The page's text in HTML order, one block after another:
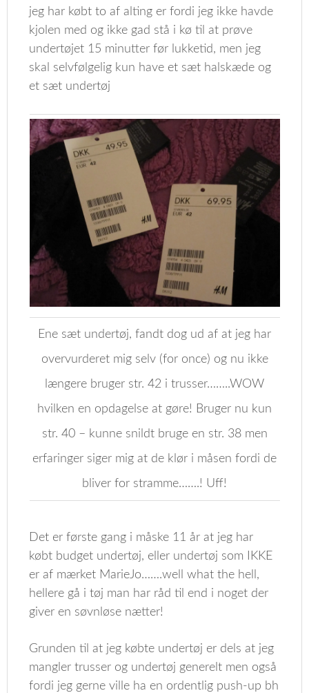
jeg har købt to af alting er fordi jeg ikke havde
kjolen med og ikke gad stå i kø til at prøve
undertøjet 15 minutter før lukketid, men jeg
skal selvfølgelig kun have et sæt halskæde og
et sæt undertøj
Ene sæt undertøj, fandt dog ud af at jeg har
overvurderet mig selv (for once) og nu ikke
længere bruger str. 42 i trusser……..WOW
hvilken en opdagelse at gøre! Bruger nu kun
str. 40 – kunne snildt bruge en str. 38 men
erfaringer siger mig at de klør i måsen fordi de
bliver for stramme…….! Uff!
Det er første gang i måske 11 år at jeg har
købt budget undertøj, eller undertøj som IKKE
er af mærket MarieJo…….well what the hell,
hellere gå i tøj man har råd til end i noget der
giver en søvnløse nætter!
Grunden til at jeg købte undertøj er dels at jeg
mangler trusser og undertøj generelt men også
fordi jeg gerne ville ha en ordentlig push-up bh